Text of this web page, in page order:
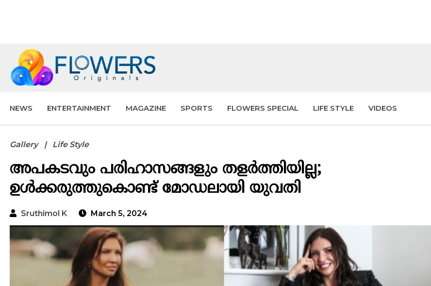
NEWS ENTERTAINMENT MAGAZINE SPORTS FLOWERS SPECIAL LIFE STYLE VIDEOS
Gallery Life Style
അപകടവും പരിഹാസങ്ങളും തളർത്തിയില്ല;
ഉൾക്കരുത്തുകൊണ്ട് മോഡലായി യുവതി
Sruthimol K March 5, 2024